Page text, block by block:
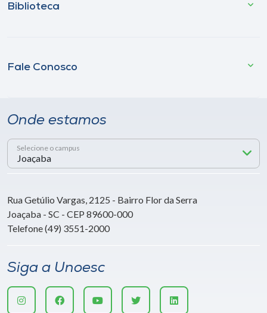
Biblioteca
Fale Conosco
Onde estamos
Selecione o campus
Rua Getúlio Vargas, 2125 - Bairro Flor da Serra
Joaçaba - SC - CEP 89600-000
Telefone (49) 3551-2000
Siga a Unoesc